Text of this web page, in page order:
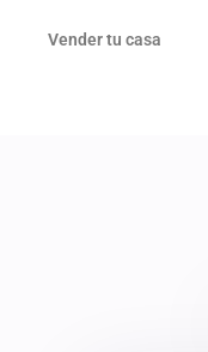
Vender tu casa